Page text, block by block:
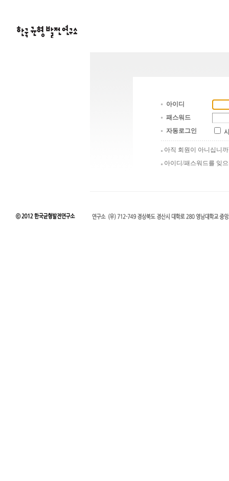
아이디
패스워드
자동로그인
아직 회원이 아니십니
아이디/패스워드를 잊